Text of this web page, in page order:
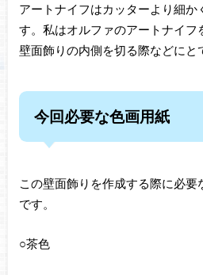
アートナイフはカッターより細か
す。私はオルファのアートナイフ
壁面飾りの内側を切る際などにと
今回必要な色画用紙
この壁面飾りを作成する際に必要
です。
○茶色